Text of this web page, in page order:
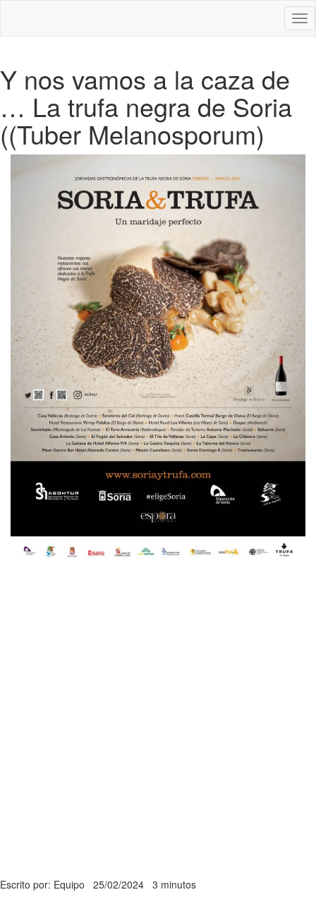
Y nos vamos a la caza de
… La trufa negra de Soria
((Tuber Melanosporum)
Escrito por: Equipo 25/02/2024 3 minutos